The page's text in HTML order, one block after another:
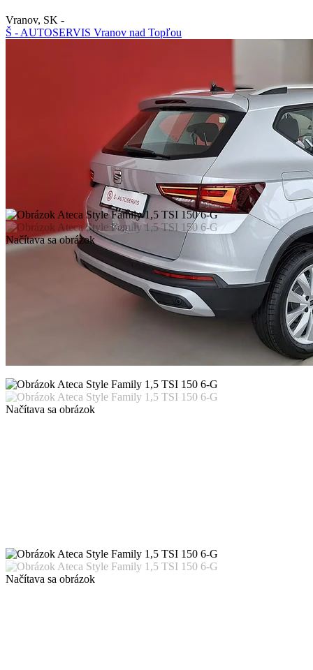
Vranov, SK -
Š - AUTOSERVIS Vranov nad Topľou
Načítava sa obrázok
Načítava sa obrázok
Načítava sa obrázok